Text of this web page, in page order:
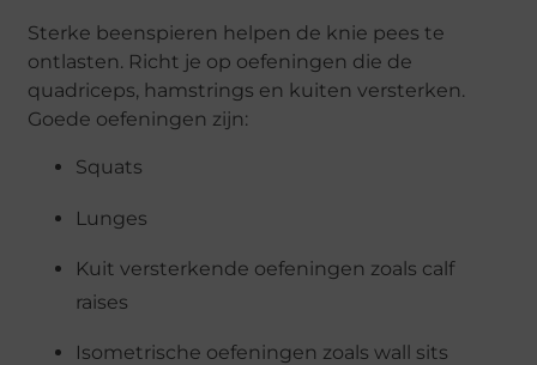
Sterke beenspieren helpen de knie pees te
ontlasten. Richt je op oefeningen die de
quadriceps, hamstrings en kuiten versterken.
Goede oefeningen zijn:
Squats
Lunges
Kuit versterkende oefeningen zoals calf
raises
Isometrische oefeningen zoals wall sits